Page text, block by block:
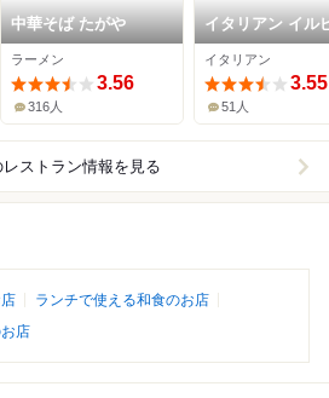
中華そば たがや
ラーメン
3.56
316人
イタリアン イル
ット 幕張
イタリアン
3.55
51人
レストラン情報を見る
ランチで使える和食のお店
店